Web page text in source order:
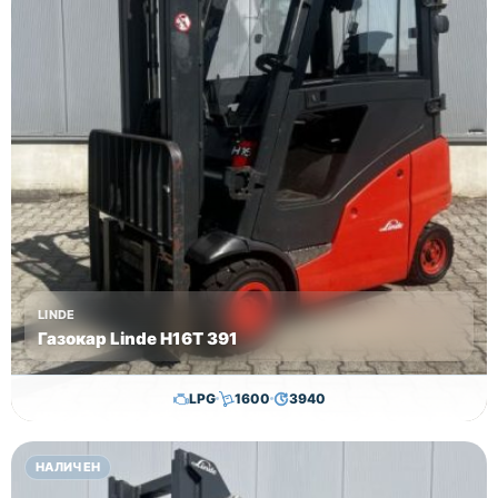
LINDE
Газокар Linde H16T 391
LPG 1600 3940
11,500.00€11,300.00€
Височина Година
НАЛИЧЕН